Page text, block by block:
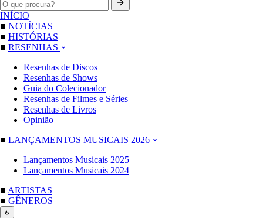
INÍCIO
■ NOTÍCIAS
■ HISTÓRIAS
■ RESENHAS
Resenhas de Discos
Resenhas de Shows
Guia do Colecionador
Resenhas de Filmes e Séries
Resenhas de Livros
Opinião
■ LANÇAMENTOS MUSICAIS 2026
Lançamentos Musicais 2025
Lançamentos Musicais 2024
■ ARTISTAS
■ GÊNEROS